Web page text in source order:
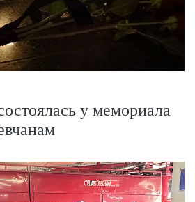
у мемориала